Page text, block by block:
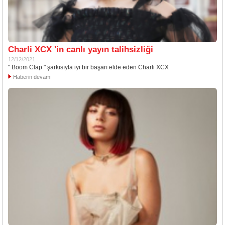
Charli XCX 'in canlı yayın talihsizliği
12/12/2021
" Boom Clap " şarkısıyla iyi bir başarı elde eden Charli XCX
Haberin devamı